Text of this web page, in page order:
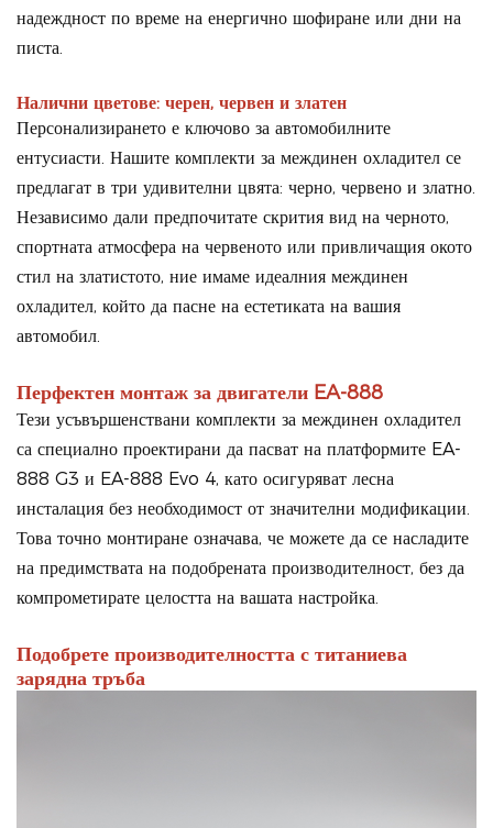
надеждност по време на енергично шофиране или дни на
писта.
Налични цветове: черен, червен и златен
Персонализирането е ключово за автомобилните
ентусиасти. Нашите комплекти за междинен охладител се
предлагат в три удивителни цвята: черно, червено и златно.
Независимо дали предпочитате скрития вид на черното,
спортната атмосфера на червеното или привличащия окото
стил на златистото, ние имаме идеалния междинен
охладител, който да пасне на естетиката на вашия
автомобил.
Перфектен монтаж за двигатели EA-888
Тези усъвършенствани комплекти за междинен охладител
са специално проектирани да пасват на платформите EA-
888 G3 и EA-888 Evo 4, като осигуряват лесна
инсталация без необходимост от значителни модификации.
Това точно монтиране означава, че можете да се насладите
на предимствата на подобрената производителност, без да
компрометирате целостта на вашата настройка.
Подобрете производителността с титаниева
зарядна тръба